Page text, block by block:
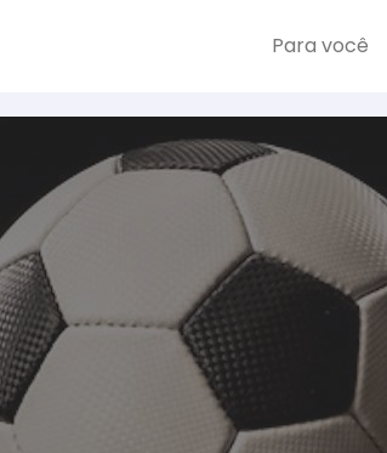
Para você